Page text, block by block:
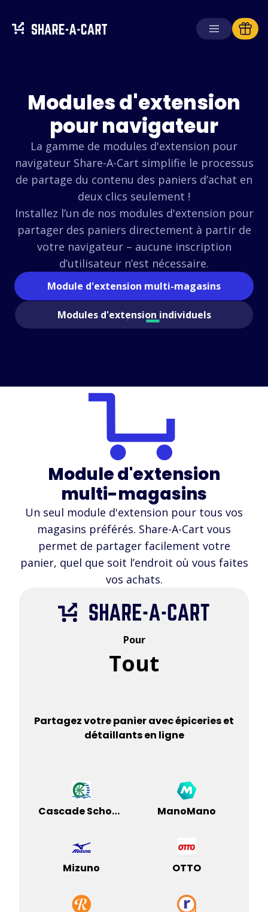
Créer un panier
Solutions
Pour les consommateurs
Pour les écoles
Pour les entreprises
ObtenirPlus+
Magasins pris en charge
FAQ
Guides d'utilisation
Modules d'extension
pour navigateur
La gamme de modules d'extension pour
navigateur Share-A-Cart simplifie le processus
de partage du contenu des paniers d’achat en
deux clics seulement !
Installez l’un de nos modules d'extension pour
partager des paniers directement à partir de
votre navigateur – aucune inscription
d’utilisateur n’est nécessaire.
Module d'extension multi-magasins
Modules d'extension individuels
Module d'extension
multi-magasins
Un seul module d'extension pour tous vos
magasins préférés. Share-A-Cart vous
permet de partager facilement votre
panier, quel que soit l’endroit où vous faites
vos achats.
Pour
Tout
Partagez votre panier avec épiceries et
détaillants en ligne
Cascade School Supplies ManoMano
Mizuno OTTO